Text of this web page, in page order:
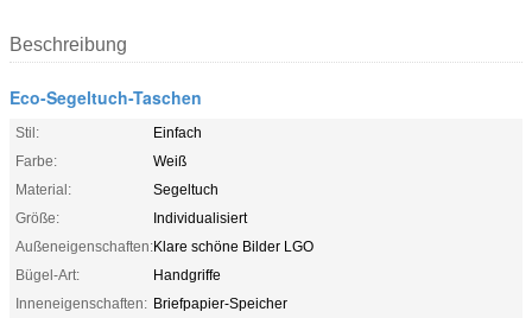
Beschreibung
Eco-Segeltuch-Taschen
Stil:
Einfach
Farbe:
Weiß
Material:
Segeltuch
Größe:
Individualisiert
Außeneigenschaften:Klare schöne Bilder LGO
Bügel-Art:
Handgriffe
Inneneigenschaften: Briefpapier-Speicher